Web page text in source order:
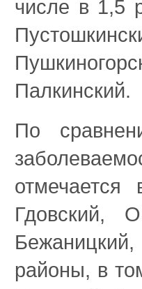
числе в 1,5
Палкинский.
По
Гдовский,
районы, в